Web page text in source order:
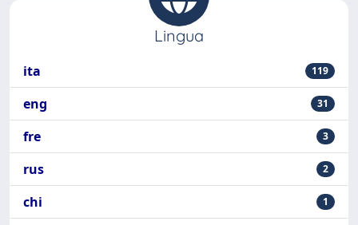
Lingua
ita 119
eng 31
fre 3
rus 2
chi 1